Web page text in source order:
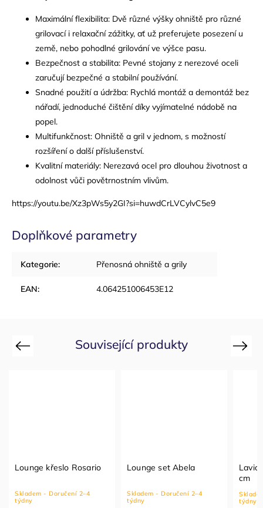
Maximální flexibilita: Dvě různé výšky ohniště pro různé
grilovací i relaxační zážitky, ať už preferujete posezení u
země, nebo pohodlné grilování ve výšce pasu.
Bezpečnost a stabilita: Pevné stojany z nerezové oceli
zaručují bezpečné a stabilní používání.
Snadné použití a údržba: Rychlá montáž a demontáž bez
nářadí, jednoduché čištění díky vyjímatelné nádobě na
popel.
Multifunkčnost: Ohniště a gril v jednom, s možností
rozšíření o další příslušenství.
Kvalitní materiály: Nerezavá ocel pro dlouhou životnost a
odolnost vůči povětrnostním vlivům.
https://youtu.be/Xz3pWs5y2GI?si=huwdCrLVCylvC5e9
Doplňkové parametry
Kategorie: Přenosná ohniště a grily
EAN: 4.064251006453E12
Související produkty
Previous
Lounge křeslo Rosario
Skladem - Doručení 2–4
týdny
Lounge set Abela
Skladem - Doručení 2–4
týdny
cm
týdny
Next